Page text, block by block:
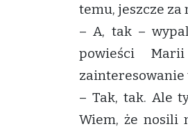
temu, jeszcze za
– A, tak –
powieści
zainteresowanie
– Tak, tak. Ale
Wiem, że nosili